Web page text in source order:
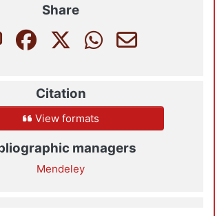
Share
Citation
View formats
managers
Mendeley